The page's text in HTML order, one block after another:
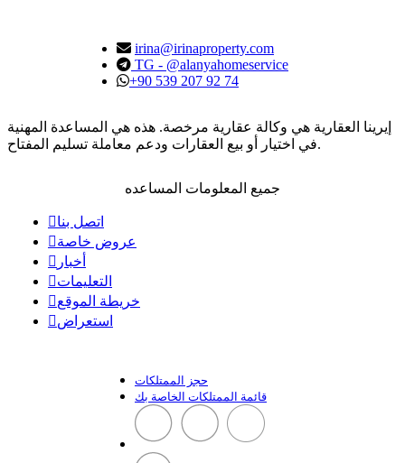
irina@irinaproperty.com
TG - @alanyahomeservice
+90 539 207 92 74
إيرينا العقارية هي وكالة عقارية مرخصة. هذه هي المساعدة المهنية
في اختيار أو بيع العقارات ودعم معاملة تسليم المفتاح.
جميع المعلومات المساعده
اتصل بنا
عروض خاصة
أخبار
التعليمات
خريطة الموقع
استعراض
حجز الممتلكات
قائمة الممتلكات الخاصة بك